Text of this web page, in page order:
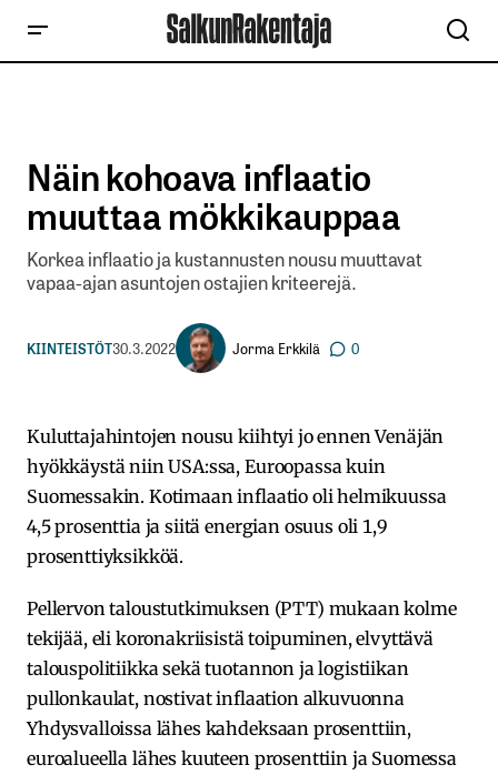
Näin kohoava inflaatio
muuttaa mökkikauppaa
Korkea inflaatio ja kustannusten nousu muuttavat
vapaa-ajan asuntojen ostajien kriteerejä.
KIINTEISTÖT30.3.2022 Jorma Erkkilä 0
Kuluttajahintojen nousu kiihtyi jo ennen Venäjän
hyökkäystä niin USA:ssa, Euroopassa kuin
Suomessakin. Kotimaan inflaatio oli helmikuussa
4,5 prosenttia ja siitä energian osuus oli 1,9
prosenttiyksikköä.
Pellervon taloustutkimuksen (PTT) mukaan kolme
tekijää, eli koronakriisistä toipuminen, elvyttävä
talouspolitiikka sekä tuotannon ja logistiikan
pullonkaulat, nostivat inflaation alkuvuonna
Yhdysvalloissa lähes kahdeksaan prosenttiin,
euroalueella lähes kuuteen prosenttiin ja Suomessa